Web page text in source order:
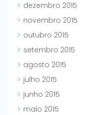
dezembro 2015
novembro 2015
outubro 2015
setembro 2015
agosto 2015
julho 2015
junho 2015
maio 2015